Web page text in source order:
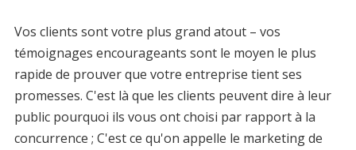
Vos clients sont votre plus grand atout – vos
témoignages encourageants sont le moyen le plus
rapide de prouver que votre entreprise tient ses
promesses. C'est là que les clients peuvent dire à leur
public pourquoi ils vous ont choisi par rapport à la
concurrence ; C'est ce qu'on appelle le marketing de